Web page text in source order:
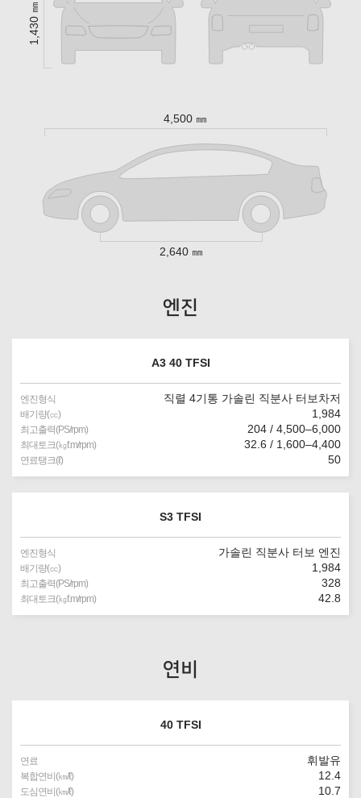
1,430 ㎜
4,500 ㎜
2,640 ㎜
엔진
A3 40 TFSI
엔진형식 직렬 4기통 가솔린 직분사 터보차저
배기량(㏄) 1,984
최고출력(PS/rpm) 204 / 4,500–6,000
최대토크(㎏f.m/rpm) 32.6 / 1,600–4,400
연료탱크(ℓ) 50
S3 TFSI
엔진형식 가솔린 직분사 터보 엔진
배기량(㏄) 1,984
최고출력(PS/rpm) 328
최대토크(㎏f.m/rpm) 42.8
연비
40 TFSI
연료 휘발유
복합연비(㎞/ℓ) 12.4
도심연비(㎞/ℓ) 10.7